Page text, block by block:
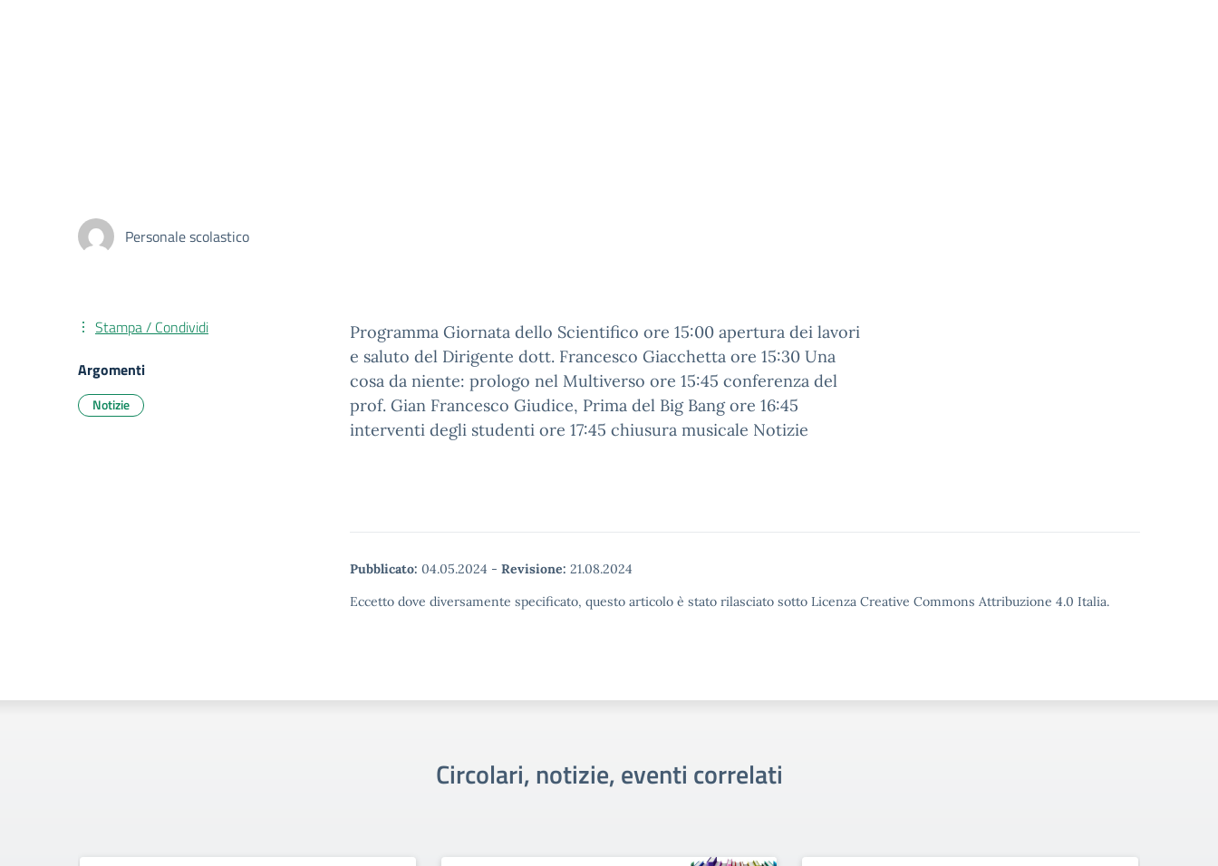
Personale scolastico
Programma Giornata dello Scientifico ore 15:00 apertura dei lavori
e saluto del Dirigente dott. Francesco Giacchetta ore 15:30 Una
cosa da niente: prologo nel Multiverso ore 15:45 conferenza del
prof. Gian Francesco Giudice, Prima del Big Bang ore 16:45
interventi degli studenti ore 17:45 chiusura musicale Notizie
Pubblicato: 04.05.2024 - Revisione: 21.08.2024
Eccetto dove diversamente specificato, questo articolo è stato rilasciato sotto Licenza Creative Commons Attribuzione 4.0 Italia.
Stampa / Condividi
Argomenti
Notizie
Circolari, notizie, eventi correlati